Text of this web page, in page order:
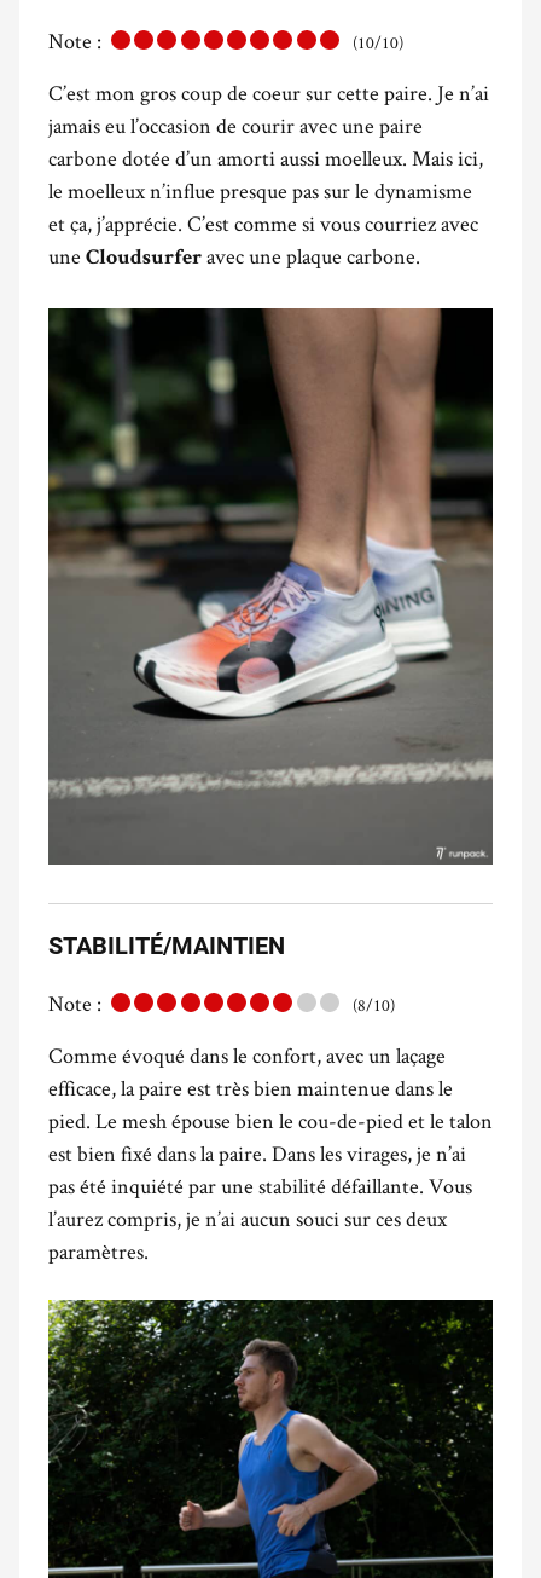
Note : (10/10)
C’est mon gros coup de coeur sur cette paire. Je n’ai
jamais eu l’occasion de courir avec une paire
carbone dotée d’un amorti aussi moelleux. Mais ici,
le moelleux n’influe presque pas sur le dynamisme
et ça, j’apprécie. C’est comme si vous courriez avec
une Cloudsurfer avec une plaque carbone.
STABILITÉ/MAINTIEN
Note : (8/10)
Comme évoqué dans le confort, avec un laçage
efficace, la paire est très bien maintenue dans le
pied. Le mesh épouse bien le cou-de-pied et le talon
est bien fixé dans la paire. Dans les virages, je n’ai
pas été inquiété par une stabilité défaillante. Vous
l’aurez compris, je n’ai aucun souci sur ces deux
paramètres.